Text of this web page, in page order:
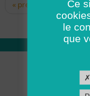
Pages
« premier ‹
14
Ce
le
que